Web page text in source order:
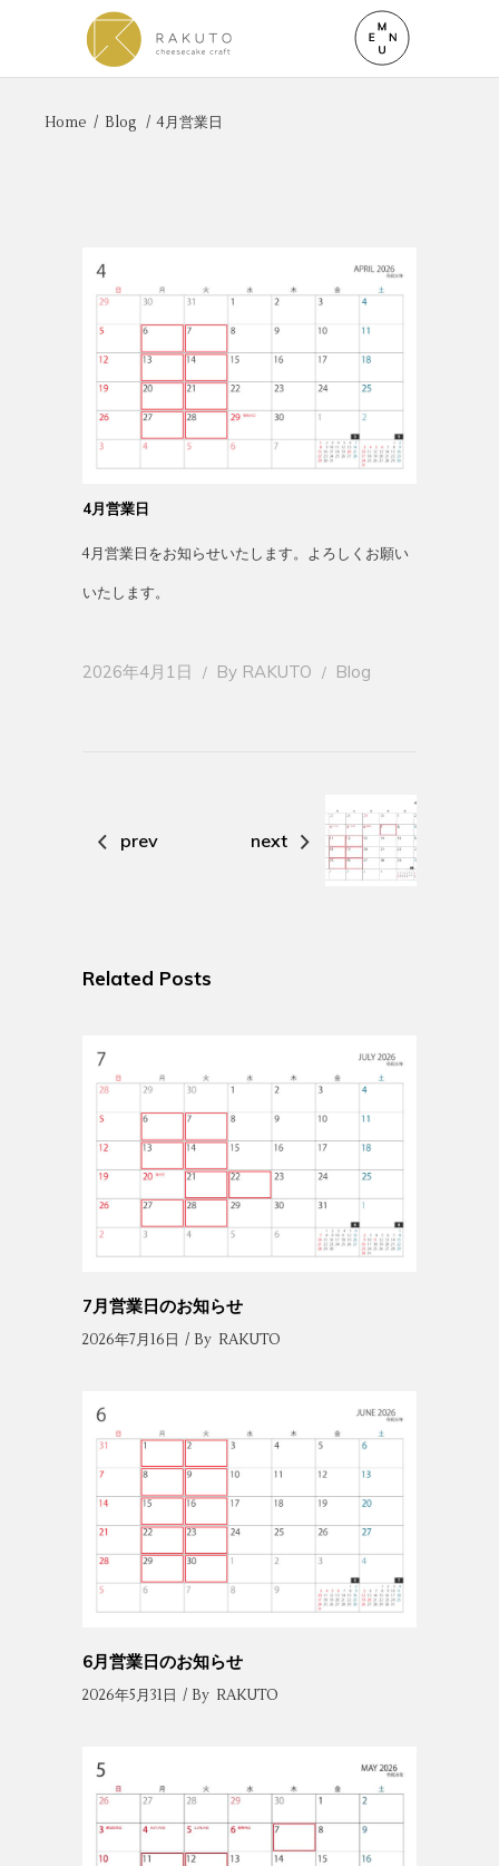
Home / Blog /4月営業日
4月営業日
4月営業日をお知らせいたします。よろしくお願い
いたします。
2026年4月1日 By RAKUTO Blog
prev next
Related Posts
7月営業日のお知らせ
2026年7月16日 By RAKUTO
6月営業日のお知らせ
2026年5月31日 By RAKUTO